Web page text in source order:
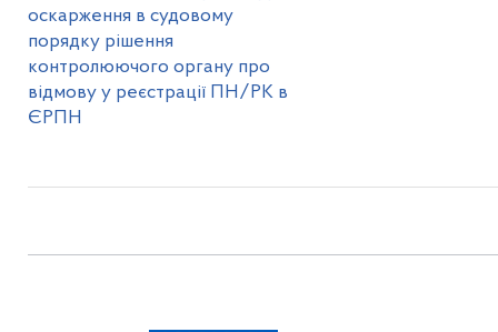
оскарження в судовому
порядку рішення
контролюючого органу про
відмову у реєстрації ПН/РК в
ЄРПН